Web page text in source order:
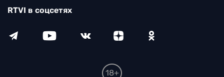
RTVI в соцсетях
18+